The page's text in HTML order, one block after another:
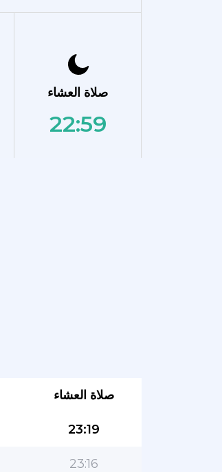
صلاة العشاء
22:59
صلاة العشاء
23:19
23:16